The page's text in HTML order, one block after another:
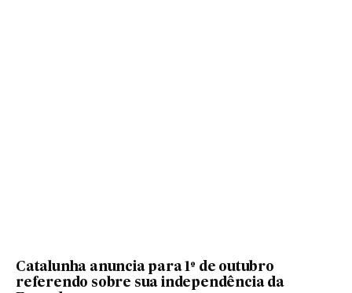
Catalunha anuncia para 1º de outubro
referendo sobre sua independência da